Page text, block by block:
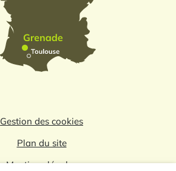
Gestion des cookies
Plan du site
Mentions légales